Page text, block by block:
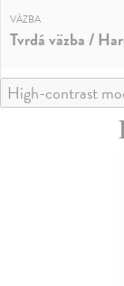
VÄZBA
Tvrdá väzba /
High-contrast